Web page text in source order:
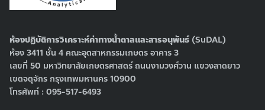
ห้องปฏิบัติการวิเคราะห์ค่าทางน้ำตาลและสารอนุพันธ์ (SuDAL)
ห้อง 3411 ชั้น 4 คณะอุตสาหกรรมเกษตร อาคาร 3
เลขที่ 50 มหาวิทยาลัยเกษตรศาสตร์ ถนนงามวงศ์วาน แขวงลาดยาว
เขตจตุจักร กรุงเทพมหานคร 10900
โทรศัพท์ : 095-517-6493